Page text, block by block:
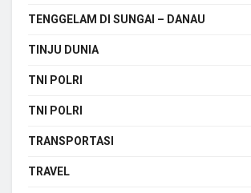
TENGGELAM DI SUNGAI – DANAU
TINJU DUNIA
TNI POLRI
TNI POLRI
TRANSPORTASI
TRAVEL